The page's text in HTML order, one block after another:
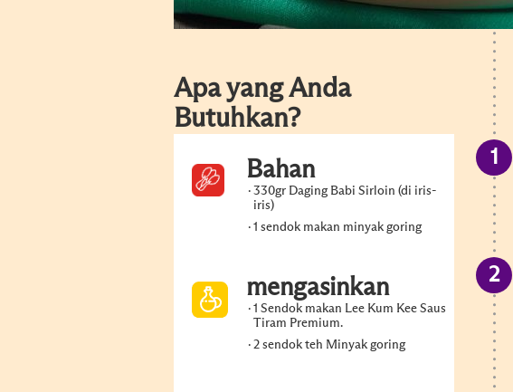
Apa yang Anda
Butuhkan?
Bahan
330gr Daging Babi Sirloin (di iris-
iris)
1 sendok makan minyak goring
mengasinkan
1 Sendok makan Lee Kum Kee Saus
Tiram Premium.
2 sendok teh Minyak goring